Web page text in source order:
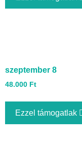
szeptember 8
48.000 Ft
Ezzel támogatlak